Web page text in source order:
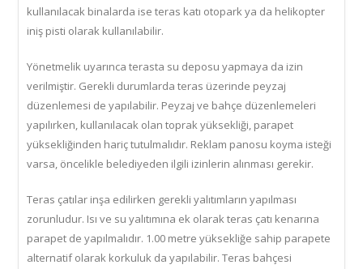
kullanılacak binalarda ise teras katı otopark ya da helikopter
iniş pisti olarak kullanılabilir.
Yönetmelik uyarınca terasta su deposu yapmaya da izin
verilmiştir. Gerekli durumlarda teras üzerinde peyzaj
düzenlemesi de yapılabilir. Peyzaj ve bahçe düzenlemeleri
yapılırken, kullanılacak olan toprak yüksekliği, parapet
yüksekliğinden hariç tutulmalıdır. Reklam panosu koyma isteği
varsa, öncelikle belediyeden ilgili izinlerin alınması gerekir.
Teras çatılar inşa edilirken gerekli yalıtımların yapılması
zorunludur. Isı ve su yalıtımına ek olarak teras çatı kenarına
parapet de yapılmalıdır. 1.00 metre yüksekliğe sahip parapete
alternatif olarak korkuluk da yapılabilir. Teras bahçesi